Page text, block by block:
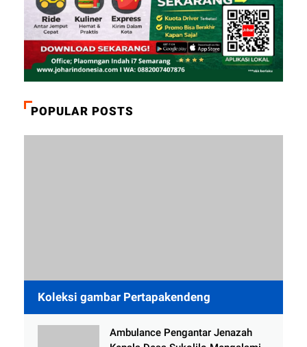
POPULAR POSTS
Koleksi gambar Pertapakendeng
Ambulance Pengantar Jenazah